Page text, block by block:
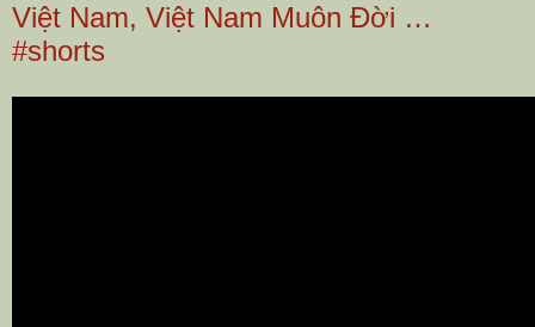
Việt Nam, Việt Nam Muôn Đời …
#shorts